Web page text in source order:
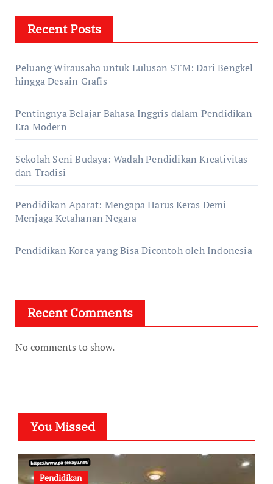
Recent Posts
Peluang Wirausaha untuk Lulusan STM: Dari Bengkel
hingga Desain Grafis
Pentingnya Belajar Bahasa Inggris dalam Pendidikan
Era Modern
Sekolah Seni Budaya: Wadah Pendidikan Kreativitas
dan Tradisi
Pendidikan Aparat: Mengapa Harus Keras Demi
Menjaga Ketahanan Negara
Pendidikan Korea yang Bisa Dicontoh oleh Indonesia
Recent Comments
No comments to show.
You Missed
Pendidikan